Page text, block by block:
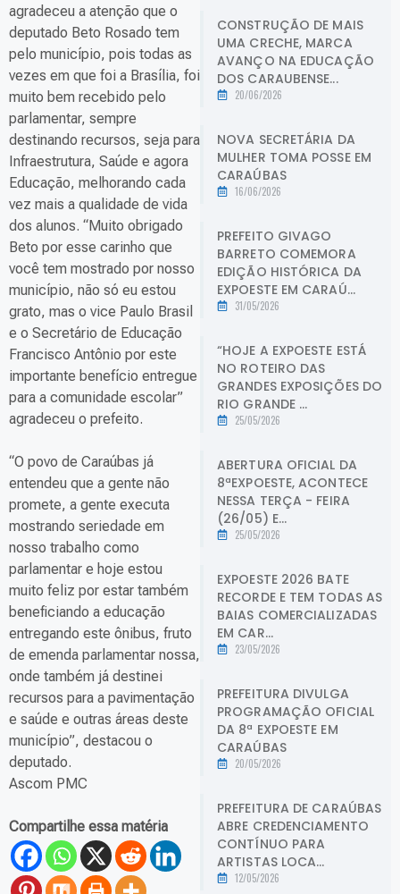
agradeceu a atenção que o
deputado Beto Rosado tem
pelo município, pois todas as
vezes em que foi a Brasília, foi
muito bem recebido pelo
parlamentar, sempre
destinando recursos, seja para
Infraestrutura, Saúde e agora
Educação, melhorando cada
vez mais a qualidade de vida
dos alunos. “Muito obrigado
Beto por esse carinho que
você tem mostrado por nosso
município, não só eu estou
grato, mas o vice Paulo Brasil
e o Secretário de Educação
Francisco Antônio por este
importante benefício entregue
para a comunidade escolar”
agradeceu o prefeito.
“O povo de Caraúbas já
entendeu que a gente não
promete, a gente executa
mostrando seriedade em
nosso trabalho como
parlamentar e hoje estou
muito feliz por estar também
beneficiando a educação
entregando este ônibus, fruto
de emenda parlamentar nossa,
onde também já destinei
recursos para a pavimentação
e saúde e outras áreas deste
município”, destacou o
deputado.
Ascom PMC
Compartilhe essa matéria
CONSTRUÇÃO DE MAIS
UMA CRECHE, MARCA
AVANÇO NA EDUCAÇÃO
DOS CARAUBENSE...
20/06/2026
NOVA SECRETÁRIA DA
MULHER TOMA POSSE EM
CARAÚBAS
16/06/2026
PREFEITO GIVAGO
BARRETO COMEMORA
EDIÇÃO HISTÓRICA DA
EXPOESTE EM CARAÚ...
31/05/2026
“HOJE A EXPOESTE ESTÁ
NO ROTEIRO DAS
GRANDES EXPOSIÇÕES DO
RIO GRANDE ...
25/05/2026
ABERTURA OFICIAL DA
8ªEXPOESTE, ACONTECE
NESSA TERÇA - FEIRA
(26/05) E...
25/05/2026
EXPOESTE 2026 BATE
RECORDE E TEM TODAS AS
BAIAS COMERCIALIZADAS
EM CAR...
23/05/2026
PREFEITURA DIVULGA
PROGRAMAÇÃO OFICIAL
DA 8ª EXPOESTE EM
CARAÚBAS
20/05/2026
PREFEITURA DE CARAÚBAS
ABRE CREDENCIAMENTO
CONTÍNUO PARA
ARTISTAS LOCA...
12/05/2026